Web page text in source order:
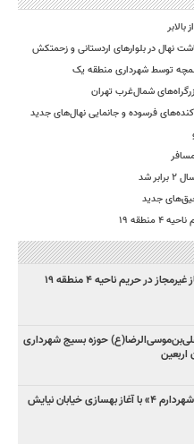
نهال در بلوارهای اردستانی و زحمتکش
توسط شهرداری منطقه یک
شمال‌غرب تهران
فرسوده و جانمایی نهال‌های جدید
شد
جدید
حوزه بسیج شهرداری
تداوم اجرای پروژه‌های «من شهردارم ۴» با آغاز بهسازی خیابان نیایش